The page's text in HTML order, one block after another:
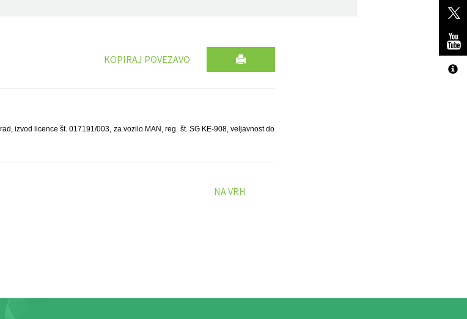
KOPIRAJ POVEZAVO
izvod licence št. 017191/003, za vozilo MAN, reg. št. SG KE-908, veljavnost do
NA VRH